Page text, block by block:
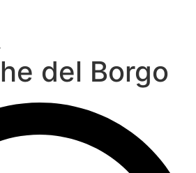
del Borgo